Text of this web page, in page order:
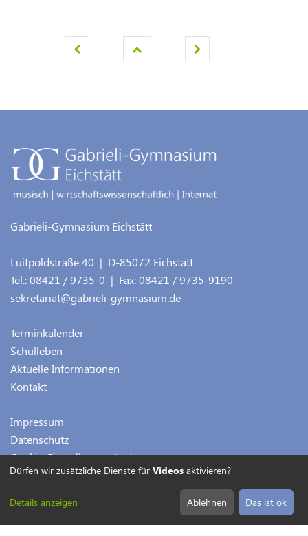
Gabrieli-Gymnasium Eichstätt
Luitpoldstraße 40 | D-85072 Eichstätt
Tel.:08421 / 9735-0 | Fax:08421 / 9735-9190
sekretariat@gabrieli-gymnasium.de
Terminkalender
Schulleben
Aktuelle Informationen
Kontakt
Impressum
Datenschutz
Cookie-Einstellungen ändern
Dürfen wir zusätzliche Dienste für Videos aktivieren?
Details anzeigen Ablehnen Das ist ok